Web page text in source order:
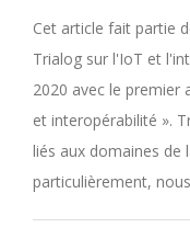
Cet article fait partie
Trialog sur l'IoT et
2020 avec le premier
et interopérabilité ».
liés aux domaines de
particulièrement,